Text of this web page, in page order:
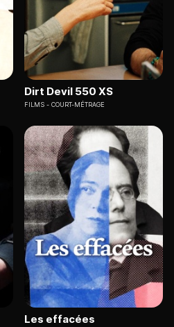
Dirt Devil 550 XS
FILMS COURT-MÉTRAGE
Les effacées